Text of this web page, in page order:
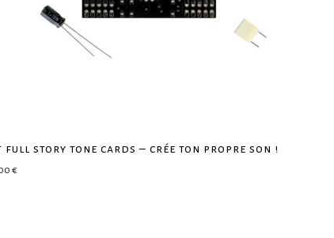
full story tone cards – crée ton propre son !
€